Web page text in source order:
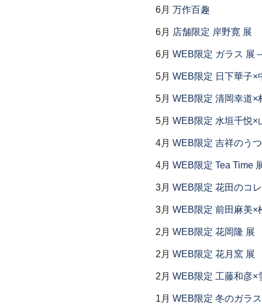
6月 万作百趣
6月 店舗限定 岸野寛 展
6月 WEB限定 ガラス
5月 WEB限定 日下華子×
5月 WEB限定 清岡幸道×
5月 WEB限定 水垣千悦×
4月 WEB限定 吉祥のう
4月 WEB限定 Tea Time
3月 WEB限定 花田のコ
3月 WEB限定 前田麻美×
2月 WEB限定 花岡隆 展
2月 WEB限定 花月窯 展
2月 WEB限定 工藤和彦×
1月 WEB限定 冬のガラ